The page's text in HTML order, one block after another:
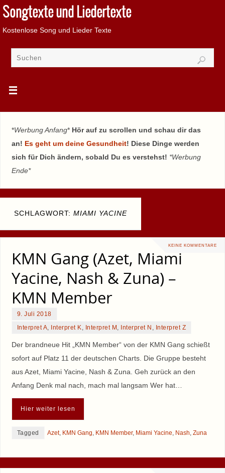
Songtexte und Liedertexte
Kostenlose Song und Lieder Texte
*Werbung Anfang* Hör auf zu scrollen und schau dir das
an! Es geht um deine Gesundheit! Diese Dinge werden
sich für Dich ändern, sobald Du es verstehst! *Werbung
Ende*
SCHLAGWORT: MIAMI YACINE
KEINE KOMMENTARE
KMN Gang (Azet, Miami
Yacine, Nash & Zuna) –
KMN Member
9. Juli 2018
Interpret A Interpret K Interpret M Interpret N Interpret Z
Der brandneue Hit „KMN Member“ von der KMN Gang schießt
sofort auf Platz 11 der deutschen Charts. Die Gruppe besteht
aus Azet, Miami Yacine, Nash & Zuna. Geh zurück an den
Anfang Denk mal nach, mach mal langsam Wer hat…
Hier weiter lesen
Tagged Azet, KMN Gang, KMN Member, Miami Yacine, Nash, Zuna